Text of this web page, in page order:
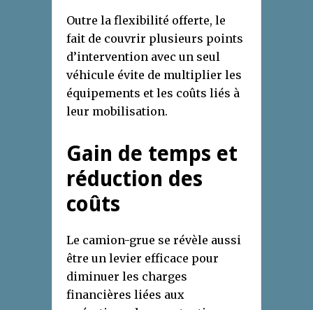
Outre la flexibilité offerte, le
fait de couvrir plusieurs points
d’intervention avec un seul
véhicule évite de multiplier les
équipements et les coûts liés à
leur mobilisation.
Gain de temps et
réduction des
coûts
Le camion-grue se révèle aussi
être un levier efficace pour
diminuer les charges
financières liées aux